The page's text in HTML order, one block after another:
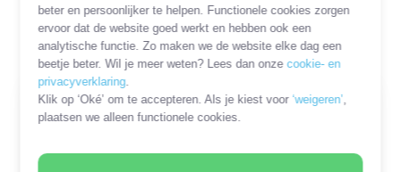
beter en persoonlijker te helpen. Functionele cookies zorgen
ervoor dat de website goed werkt en hebben ook een
analytische functie. Zo maken we de website elke dag een
beetje beter. Wil je meer weten? Lees dan onzecookie- en
privacyverklaring.
Klik op ‘Oké’ om te accepteren. Als je kiest voor ‘weigeren’,
plaatsen we alleen functionele cookies.
71 PRODUCTEN
Filters SORTEER OP